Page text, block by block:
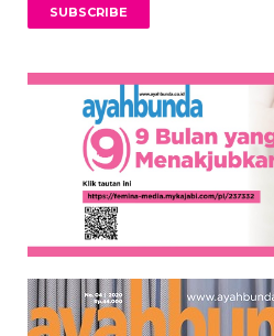
SUBSCRIBE